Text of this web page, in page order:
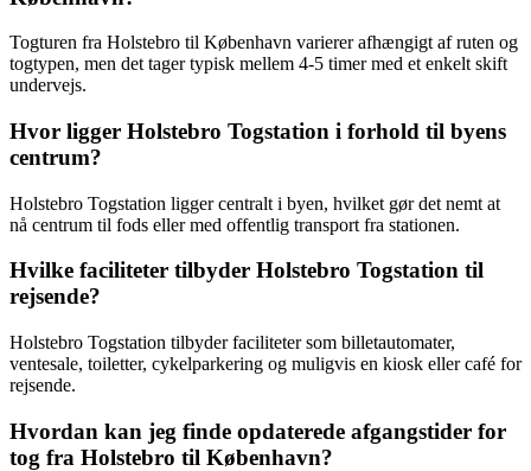
Togturen fra Holstebro til København varierer afhængigt af ruten og
togtypen, men det tager typisk mellem 4-5 timer med et enkelt skift
undervejs.
Hvor ligger Holstebro Togstation i forhold til byens
centrum?
Holstebro Togstation ligger centralt i byen, hvilket gør det nemt at
nå centrum til fods eller med offentlig transport fra stationen.
Hvilke faciliteter tilbyder Holstebro Togstation til
rejsende?
Holstebro Togstation tilbyder faciliteter som billetautomater,
ventesale, toiletter, cykelparkering og muligvis en kiosk eller café for
rejsende.
Hvordan kan jeg finde opdaterede afgangstider for
tog fra Holstebro til København?